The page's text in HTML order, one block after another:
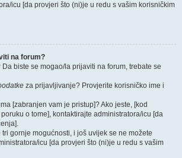
icu [da provjeri što (ni)je u redu s vašim korisničkim
na forum?
Da biste se mogao/la prijaviti na forum, trebate se
za prijavljivanje? Provjerite korisničko ime i
[zabranjen vam je pristup]? Ako jeste, [kod
o tome], kontaktirajte administratora/icu [da
gornje mogućnosti, i još uvijek se ne možete
icu [da provjeri što (ni)je u redu s vašim